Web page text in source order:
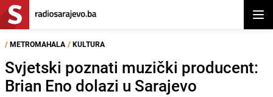
/ METROMAHALA / KULTURA
Svjetski poznati muzički producent:
Brian Eno dolazi u Sarajevo